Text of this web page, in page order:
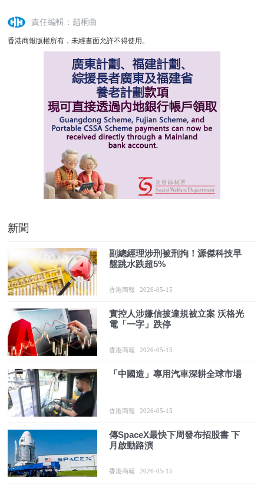
責任編輯：趙桐曲
香港商報版權所有，未經書面允許不得使用。
新聞
副總經理涉刑被刑拘！源傑科技早
盤跳水跌超5%
香港商報 2026-05-15
實控人涉嫌信披違規被立案 沃格光
電「一字」跌停
香港商報 2026-05-15
「中國造」專用汽車深耕全球市場
香港商報 2026-05-15
傳SpaceX最快下周發布招股書 下
月啟動路演
香港商報 2026-05-15